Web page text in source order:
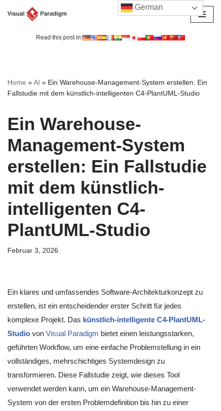
Read this post in:
Home »AI » Ein Warehouse-Management-System erstellen: Ein
Fallstudie mit dem künstlich-intelligenten C4-PlantUML-Studio
Ein Warehouse-
Management-System
erstellen: Ein Fallstudie
mit dem künstlich-
intelligenten C4-
PlantUML-Studio
Februar 3, 2026
Ein klares und umfassendes Software-Architekturkonzept zu
erstellen, ist ein entscheidender erster Schritt für jedes
komplexe Projekt. Das künstlich-intelligente C4-PlantUML-
Studio von Visual Paradigm bietet einen leistungsstarken,
geführten Workflow, um eine einfache Problemstellung in ein
vollständiges, mehrschichtiges Systemdesign zu
transformieren. Diese Fallstudie zeigt, wie dieses Tool
verwendet werden kann, um ein Warehouse-Management-
System von der ersten Problemdefinition bis hin zu einer
German